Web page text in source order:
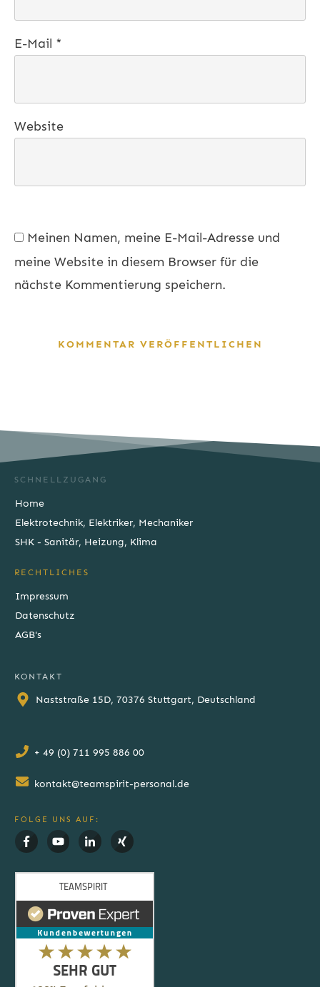
E-Mail *
Website
Meinen Namen, meine E-Mail-Adresse und
meine Website in diesem Browser für die
nächste Kommentierung speichern.
KOMMENTAR VERÖFFENTLICHEN
SCHNELLZUGANG
Home
Elektrotechnik, Elektriker, Mechaniker
SHK - Sanitär, Heizung, Klima
RECHTLICHES
Impressum
Datenschutz
AGB's
KONTAKT
Naststraße 15D, 70376 Stuttgart, Deutschland
+ 49 (0) 711 995 886 00
kontakt@teamspirit-personal.de
FOLGE UNS AUF: